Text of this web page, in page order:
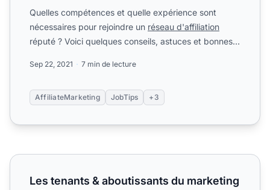
Quelles compétences et quelle expérience sont
nécessaires pour rejoindre un réseau d'affiliation
réputé ? Voici quelques conseils, astuces et bonnes
Sep 22, 2021 7 min de lecture
AffiliateMarketing JobTips +3
Les tenants & aboutissants du marketing affiliation sur
Les tenants & aboutissants du marketing